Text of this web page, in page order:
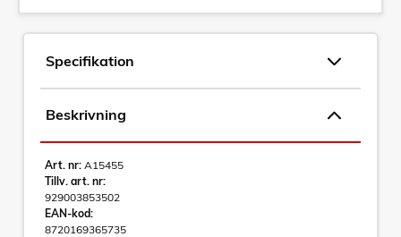
Specifikation
Beskrivning
Art. nr: A15455
Tillv. art. nr:
929003853502
EAN-kod:
8720169365735